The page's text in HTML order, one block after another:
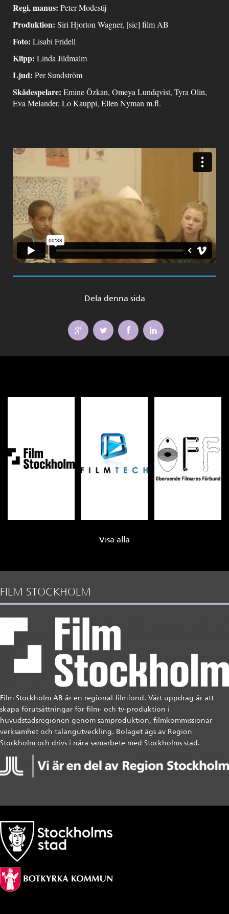
Regi, manus: Peter Modestij
Produktion: Siri Hjorton Wagner, [sic] film AB
Foto: Lisabi Fridell
Klipp: Linda Jildmalm
Ljud: Per Sundström
Skådespelare: Emine Özkan, Omeya Lundqvist, Tyra Olin,
Eva Melander, Lo Kauppi, Ellen Nyman m.fl.
Dela denna sida
Visa alla
FILM STOCKHOLM
Film Stockholm AB är en regional filmfond. Vårt uppdrag är att
skapa förutsättningar för film- och tv-produktion i
huvudstadsregionen genom samproduktion, filmkommissionär
verksamhet och talangutveckling. Bolaget ägs av Region
Stockholm och drivs i nära samarbete med Stockholms stad.